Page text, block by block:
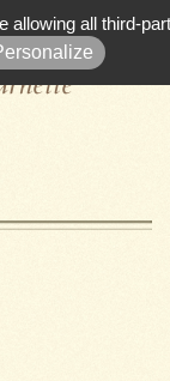
allowing all third-